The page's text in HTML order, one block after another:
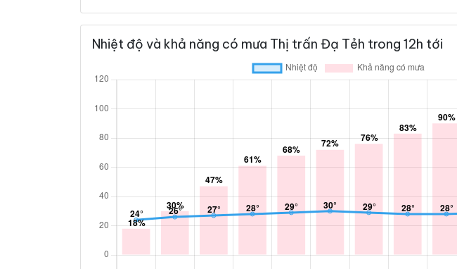
Nhiệt độ và khả năng có mưa Thị trấn Đạ Tẻh trong 12h tới